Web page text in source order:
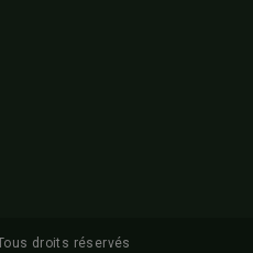
droits réservés